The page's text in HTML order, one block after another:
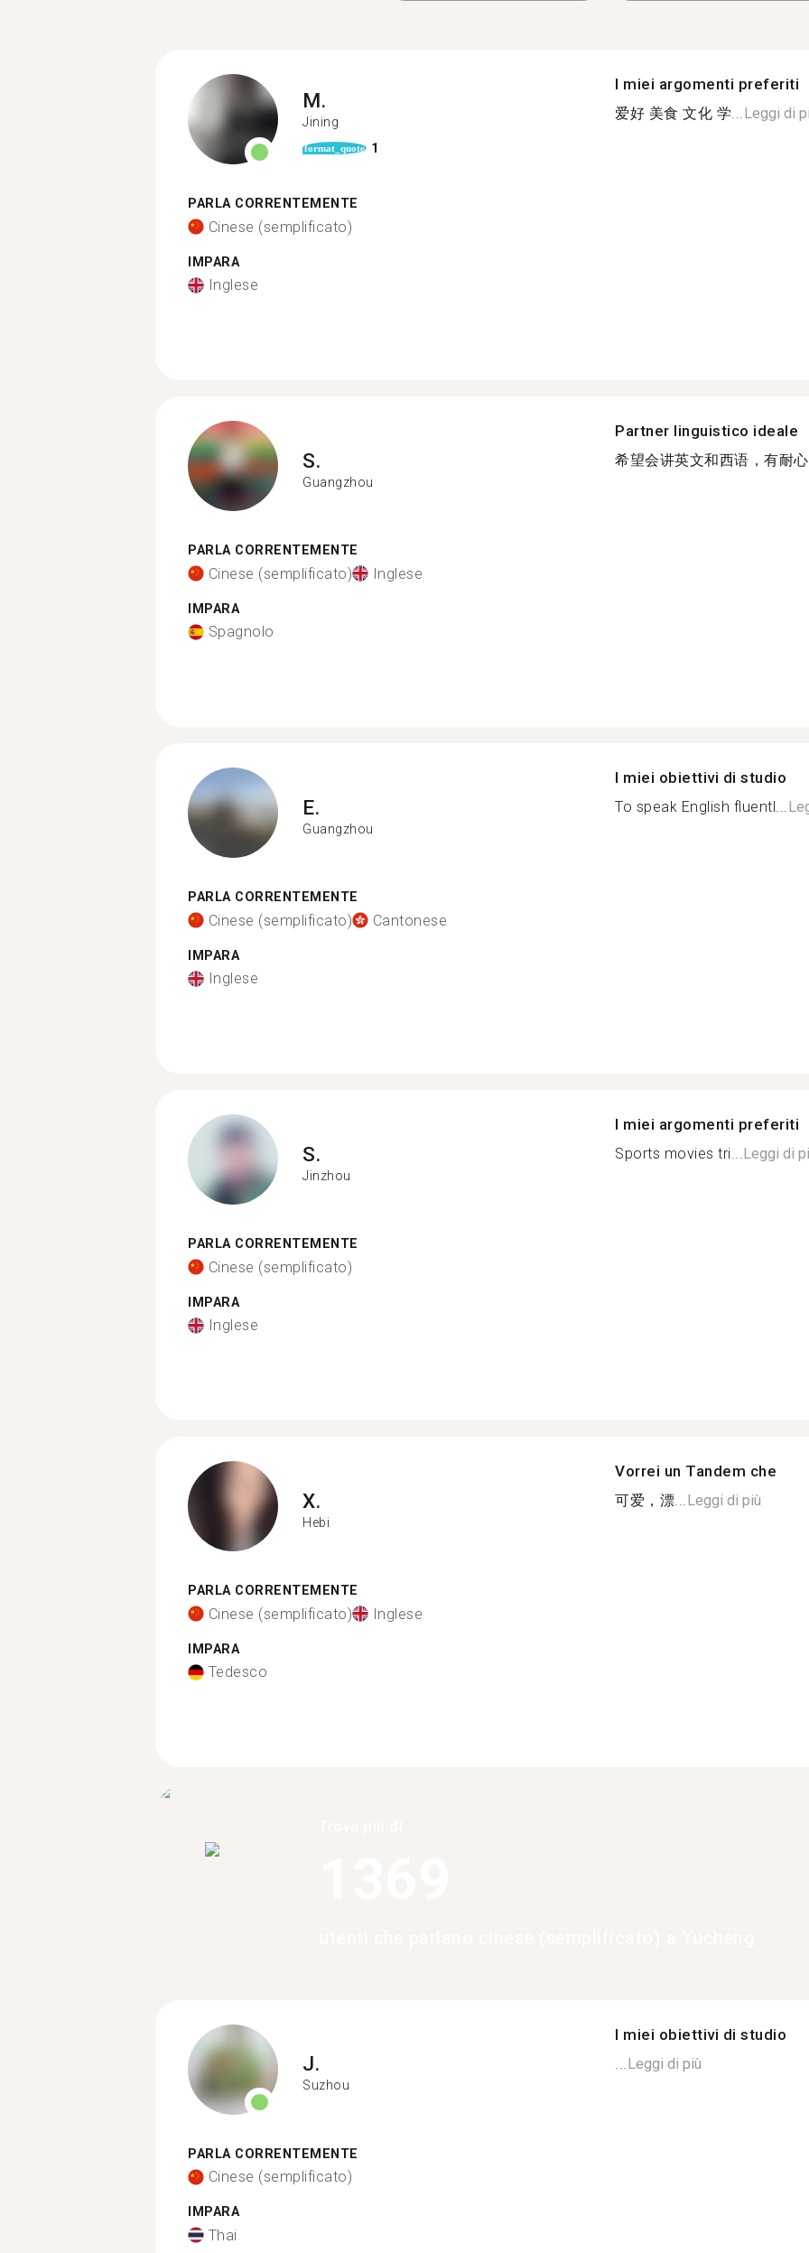
M.
Jining
format_quote 1
PARLA CORRENTEMENTE
Cinese (semplificato)
IMPARA
Inglese
I miei argomenti preferiti
爱好 美食 文化 学...Leggi di
S.
Guangzhou
PARLA CORRENTEMENTE
Cinese (semplificato) Inglese
IMPARA
Spagnolo
Partner linguistico ideale
希望会讲英文和西语，有耐
E.
Guangzhou
PARLA CORRENTEMENTE
Cinese (semplificato) Cantonese
IMPARA
Inglese
I miei obiettivi di studio
To speak English fluentl...
S.
Jinzhou
PARLA CORRENTEMENTE
Cinese (semplificato)
IMPARA
Inglese
I miei argomenti preferiti
Sports movies tri...Leggi di
X.
Hebi
PARLA CORRENTEMENTE
Cinese (semplificato) Inglese
IMPARA
Tedesco
Vorrei un Tandem che
可爱，漂...Leggi di più
J.
Suzhou
PARLA CORRENTEMENTE
Cinese (semplificato)
IMPARA
Thai
I miei obiettivi di studio
Leggi di più